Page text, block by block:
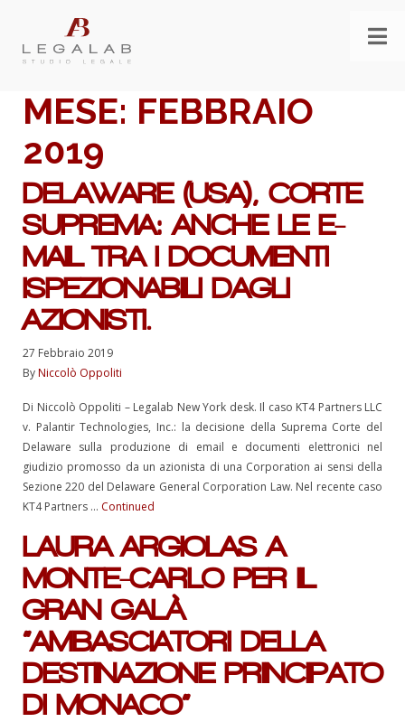
MESE: FEBBRAIO
2019
DELAWARE (USA), CORTE
SUPREMA: ANCHE LE E-
MAIL TRA I DOCUMENTI
ISPEZIONABILI DAGLI
AZIONISTI.
27 Febbraio 2019
ByNiccolò Oppoliti
Di Niccolò Oppoliti – Legalab New York desk. Il caso KT4 Partners LLC
v. Palantir Technologies, Inc.: la decisione della Suprema Corte del
Delaware sulla produzione di email e documenti elettronici nel
giudizio promosso da un azionista di una Corporation ai sensi della
Sezione 220 del Delaware General Corporation Law. Nel recente caso
KT4 Partners … Continued
LAURA ARGIOLAS A
MONTE-CARLO PER IL
GRAN GALÀ
“AMBASCIATORI DELLA
DESTINAZIONE PRINCIPATO
DI MONACO”